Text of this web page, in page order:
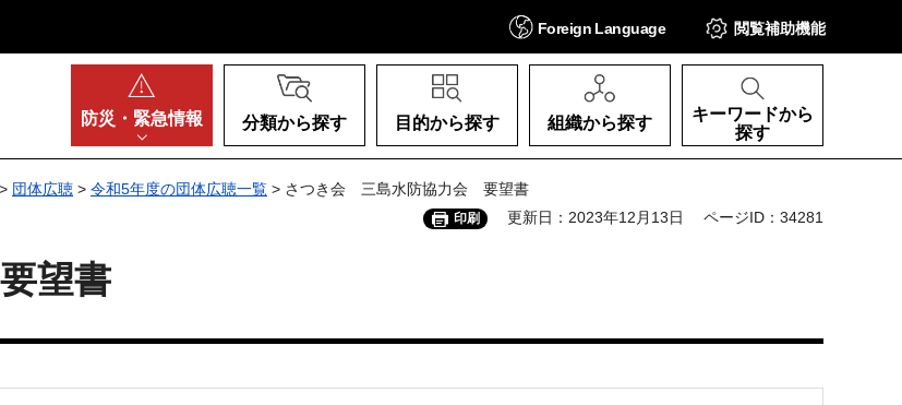
Foreign Language 閲覧補助機能
防災・ 緊急情報 分類から探す 目的から探す 組織から探す
キーワードから
探す
> 団体広聴 > 令和5年度の団体広聴一覧 > さつき会 三島水防協力会 要望書
印刷 更新日：2023年12月13日 ページID：34281
望書